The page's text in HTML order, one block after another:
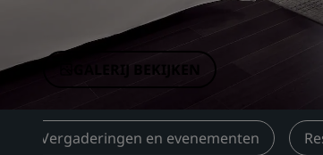
GALERIJ BEKIJKEN
Vergaderingen en evenementen